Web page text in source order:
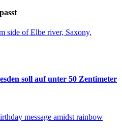
soll auf unter 50 Zentimeter